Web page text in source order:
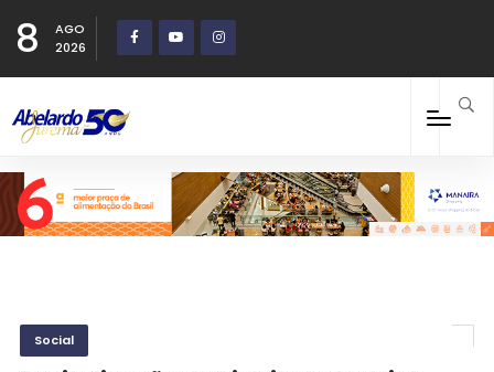
8
AGO
2026
Social